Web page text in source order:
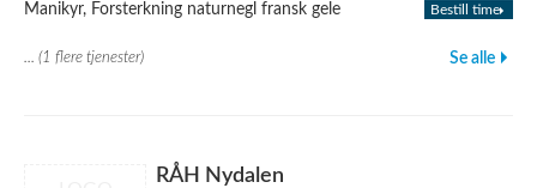
Manikyr, Forsterkning naturnegl fransk gele Bestill time
... (1 flere tjenester) Se alle
RÅH Nydalen